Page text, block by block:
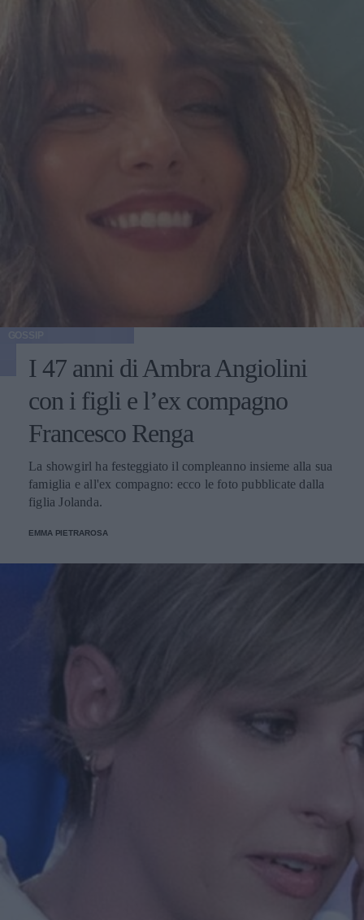
I 47 anni di Ambra Angiolini
con i figli e l’ex compagno
Francesco Renga
La showgirl ha festeggiato il compleanno insieme alla sua
famiglia e all'ex compagno: ecco le foto pubblicate dalla
figlia Jolanda.
EMMA PIETRAROSA